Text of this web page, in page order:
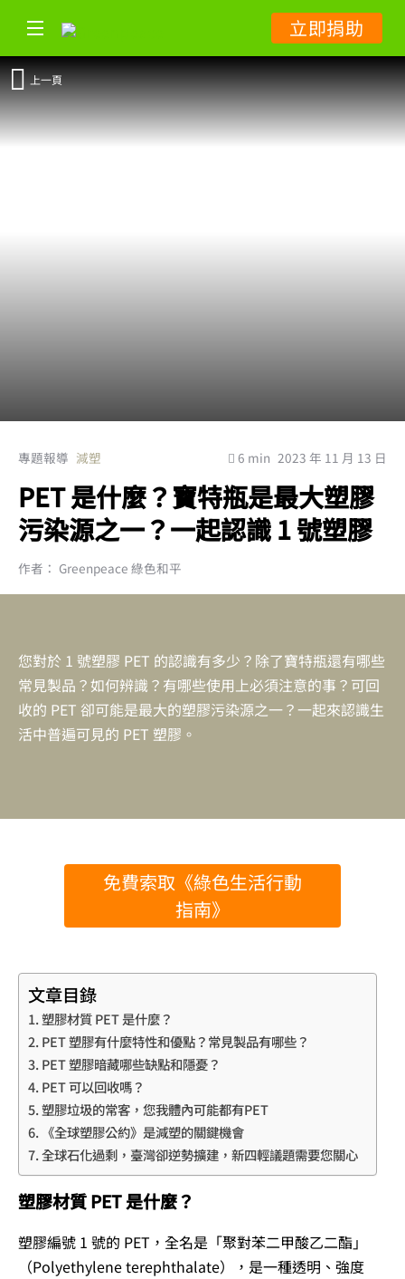
立即捐助
上一頁
專題報導 減塑 6 min 2023 年 11 月 13 日
PET 是什麼？寶特瓶是最大塑膠
污染源之一？一起認識 1 號塑膠
作者： Greenpeace 綠色和平
您對於 1 號塑膠 PET 的認識有多少？除了寶特瓶還有哪些
常見製品？如何辨識？有哪些使用上必須注意的事？可回
收的 PET 卻可能是最大的塑膠污染源之一？一起來認識生
活中普遍可見的 PET 塑膠。
免費索取《綠色生活行動
指南》
文章目錄
塑膠材質 PET 是什麼？
PET 塑膠有什麼特性和優點？常見製品有哪些？
PET 塑膠暗藏哪些缺點和隱憂？
PET 可以回收嗎？
塑膠垃圾的常客，您我體內可能都有PET
《全球塑膠公約》是減塑的關鍵機會
全球石化過剩，臺灣卻逆勢擴建，新四輕議題需要您關心
塑膠材質 PET 是什麼？
塑膠編號 1 號的 PET，全名是「聚對苯二甲酸乙二酯」
（Polyethylene terephthalate），是一種透明、強度